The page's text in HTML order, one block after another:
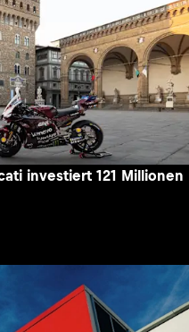
investiert 121 Millionen